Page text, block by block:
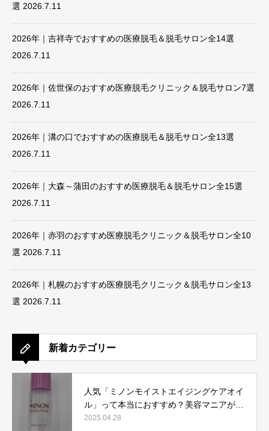
選 2026.7.11
2026年｜吉祥寺でおすすめの医療脱毛＆脱毛サロン全14選
2026.7.11
2026年｜佐世保のおすすめ医療脱毛クリニック＆脱毛サロン7選
2026.7.11
2026年｜溝の口でおすすめの医療脱毛＆脱毛サロン全13選
2026.7.11
2026年｜大森～蒲田のおすすめ医療脱毛＆脱毛サロン全15選
2026.7.11
2026年｜赤羽のおすすめ医療脱毛クリニック＆脱毛サロン全10
選 2026.7.11
2026年｜札幌のおすすめ医療脱毛クリニック＆脱毛サロン全13
選 2026.7.11
新着カテゴリー
人気「ミノンモイストエイジングケアオイ
ル」って本当におすすめ？美容マニアが実
際使用して口コミを検証！
2025.04.28